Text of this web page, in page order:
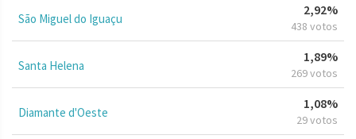
São Miguel do Iguaçu
2,92%
438 votos
Santa Helena
1,89%
269 votos
Diamante d'Oeste
1,08%
29 votos